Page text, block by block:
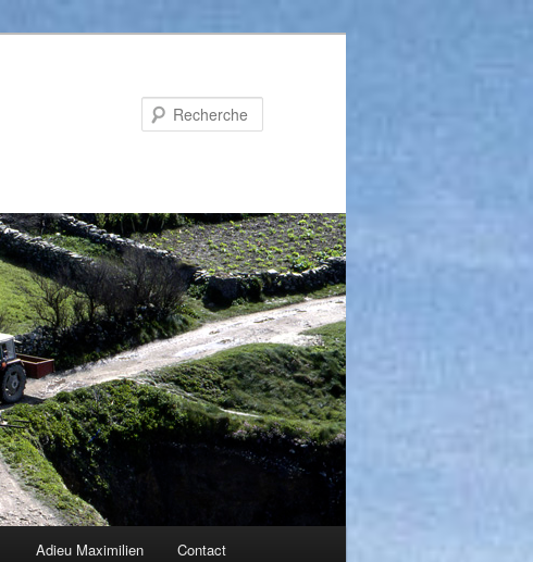
Adieu Maximilien Contact